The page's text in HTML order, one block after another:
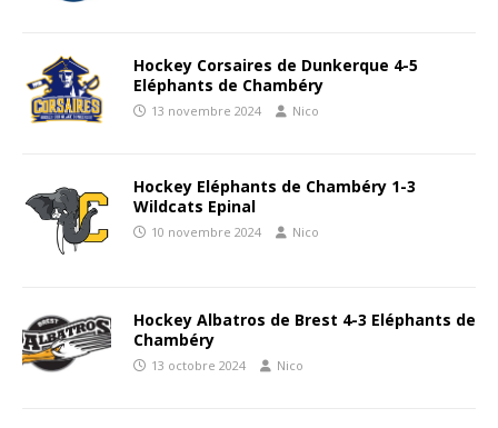
Hockey Corsaires de Dunkerque 4-5
Eléphants de Chambéry
13 novembre 2024 Nico
Hockey Eléphants de Chambéry 1-3
Wildcats Epinal
10 novembre 2024 Nico
Hockey Albatros de Brest 4-3 Eléphants de
Chambéry
13 octobre 2024 Nico